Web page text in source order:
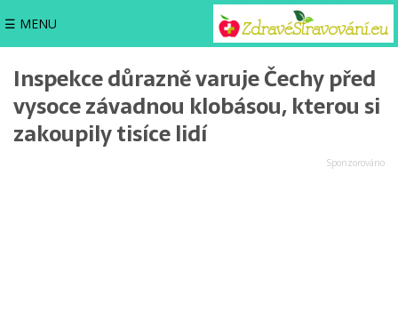
☰ MENU
Inspekce důrazně varuje Čechy před
vysoce závadnou klobásou, kterou si
zakoupily tisíce lidí